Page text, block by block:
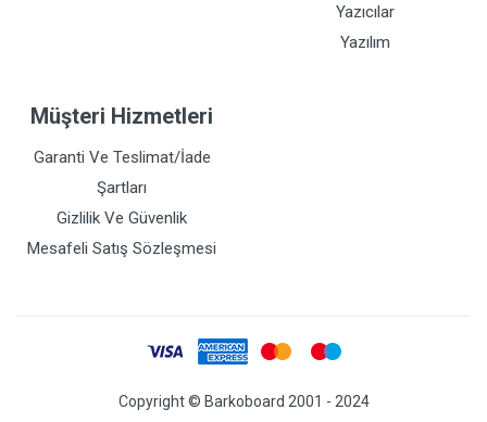
Yazıcılar
Yazılım
Müşteri Hizmetleri
Garanti Ve Teslimat/İade
Şartları
Gizlilik Ve Güvenlik
Mesafeli Satış Sözleşmesi
Copyright © Barkoboard 2001 - 2024